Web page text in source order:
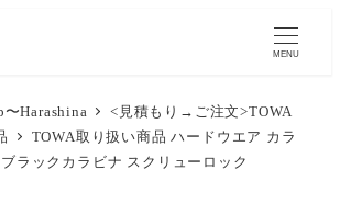
MENU
〜Harashina
<見積もり→ご注文>TOWA
TOWA取り扱い商品 ハードウエア カラ
ラックカラビナ スクリューロック